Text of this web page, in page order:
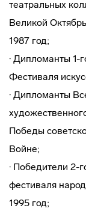
театральных
Великой
1987 год;
· Дипломанты 1-
Фестиваля
· Дипломанты
Победы
Войне;
· Победители 2-
фестиваля
1995 год;